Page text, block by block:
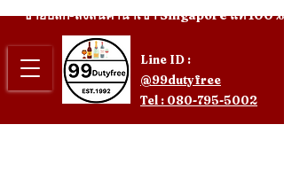
Line ID :
@99dutyfree
Tel : 080-795-5002
ขายปลีก-ส่งสินค้านำเข้า Singapore แท้ 100%